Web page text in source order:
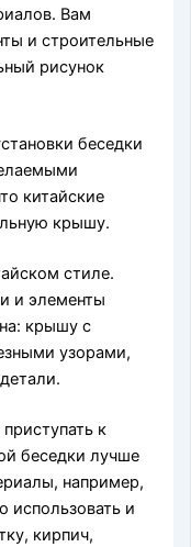
Вам
и строительные
рисунок
беседки
китайские
крышу.
стиле.
и элементы
крышу с
узорами,
к
беседки лучше
например,
и
кирпич,